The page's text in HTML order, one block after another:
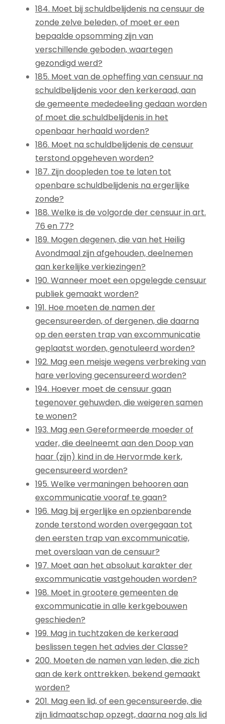
184. Moet bij schuldbelijdenis na censuur de
zonde zelve beleden, of moet er een
bepaalde opsomming zijn van
verschillende geboden, waartegen
gezondigd werd?
185. Moet van de opheffing van censuur na
schuldbelijdenis voor den kerkeraad, aan
de gemeente mededeeling gedaan worden
of moet die schuldbelijdenis in het
openbaar herhaald worden?
186. Moet na schuldbelijdenis de censuur
terstond opgeheven worden?
187. Zijn doopleden toe te laten tot
openbare schuldbelijdenis na ergerlijke
zonde?
188. Welke is de volgorde der censuur in art.
76 en 77?
189. Mogen degenen, die van het Heilig
Avondmaal zijn afgehouden, deelnemen
aan kerkelijke verkiezingen?
190. Wanneer moet een opgelegde censuur
publiek gemaakt worden?
191. Hoe moeten de namen der
gecensureerden, of dergenen, die daarna
op den eersten trap van excommunicatie
geplaatst worden, genotuleerd worden?
192. Mag een meisje wegens verbreking van
hare verloving gecensureerd worden?
194. Hoever moet de censuur gaan
tegenover gehuwden, die weigeren samen
te wonen?
193. Mag een Gereformeerde moeder of
vader, die deelneemt aan den Doop van
haar (zijn) kind in de Hervormde kerk,
gecensureerd worden?
195. Welke vermaningen behooren aan
excommunicatie vooraf te gaan?
196. Mag bij ergerlijke en opzienbarende
zonde terstond worden overgegaan tot
den eersten trap van excommunicatie,
met overslaan van de censuur?
197. Moet aan het absoluut karakter der
excommunicatie vastgehouden worden?
198. Moet in grootere gemeenten de
excommunicatie in alle kerkgebouwen
geschieden?
199. Mag in tuchtzaken de kerkeraad
beslissen tegen het advies der Classe?
200. Moeten de namen van leden, die zich
aan de kerk onttrekken, bekend gemaakt
worden?
201. Mag een lid, of een gecensureerde, die
zijn lidmaatschap opzegt, daarna nog als lid